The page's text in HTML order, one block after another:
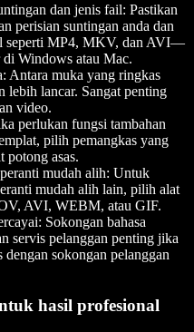
dan jenis fail: Pastikan
perisian suntingan anda dan
seperti MP4, MKV, dan AVI—
Windows atau Mac.
Antara muka yang ringkas
lebih lancar. Sangat penting
video.
perlukan fungsi tambahan
pilih pemangkas yang
potong asas.
mudah alih: Untuk
mudah alih lain, pilih alat
AVI, WEBM, atau GIF.
Sokongan bahasa
servis pelanggan penting jika
dengan sokongan pelanggan
hasil profesional